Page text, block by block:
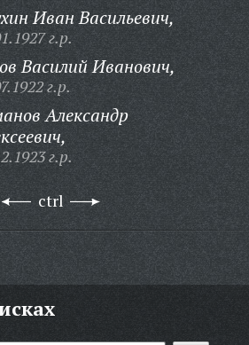
Иван Васильевич,
г.р.
Василий Иванович,
г.р.
Александр
г.р.
ctrl